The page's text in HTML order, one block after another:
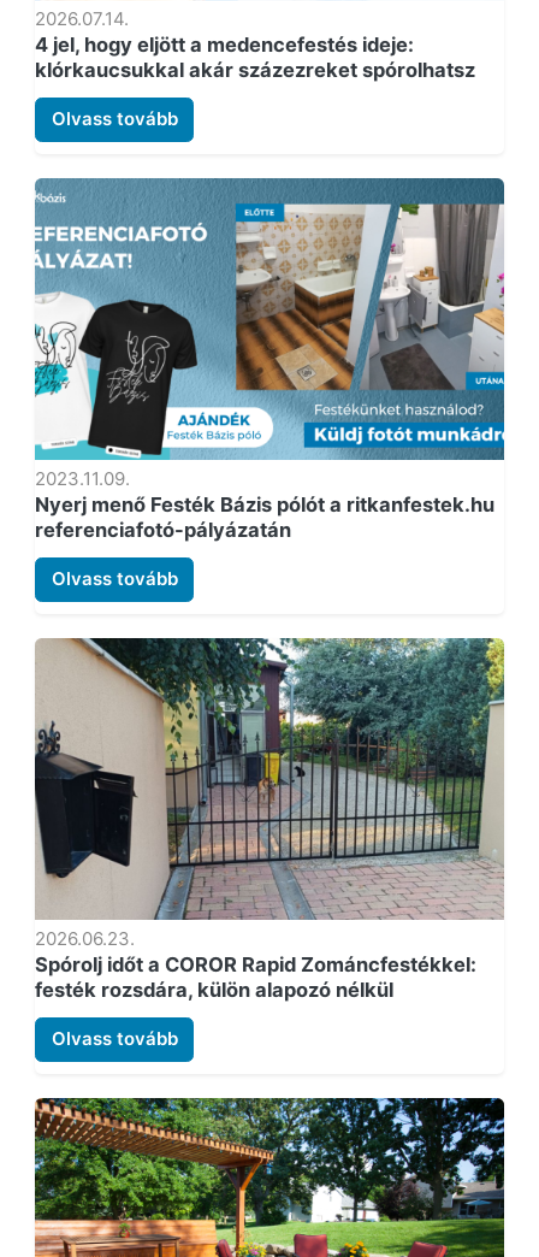
2026.07.14.
4 jel, hogy eljött a medencefestés ideje:
klórkaucsukkal akár százezreket spórolhatsz
Olvass tovább
2023.11.09.
Nyerj menő Festék Bázis pólót a ritkanfestek.hu
referenciafotó-pályázatán
Olvass tovább
2026.06.23.
Spórolj időt a COROR Rapid Zománcfestékkel:
festék rozsdára, külön alapozó nélkül
Olvass tovább